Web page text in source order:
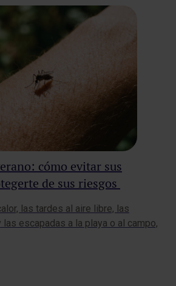
cómo evitar sus
de sus riesgos
las tardes al aire libre, las
escapadas a la playa o al campo,